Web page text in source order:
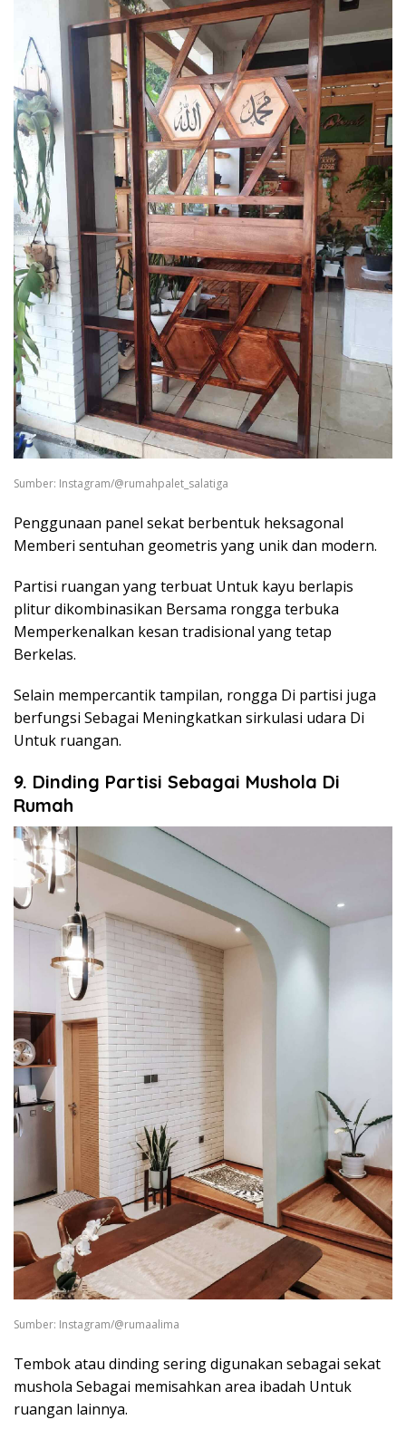
Sumber: Instagram/@rumahpalet_salatiga
Penggunaan panel sekat berbentuk heksagonal
Memberi sentuhan geometris yang unik dan modern.
Partisi ruangan yang terbuat Untuk kayu berlapis
plitur dikombinasikan Bersama rongga terbuka
Memperkenalkan kesan tradisional yang tetap
Berkelas.
Selain mempercantik tampilan, rongga Di partisi juga
berfungsi Sebagai Meningkatkan sirkulasi udara Di
Untuk ruangan.
9. Dinding Partisi Sebagai Mushola Di
Rumah
Sumber: Instagram/@rumaalima
Tembok atau dinding sering digunakan sebagai sekat
mushola Sebagai memisahkan area ibadah Untuk
ruangan lainnya.